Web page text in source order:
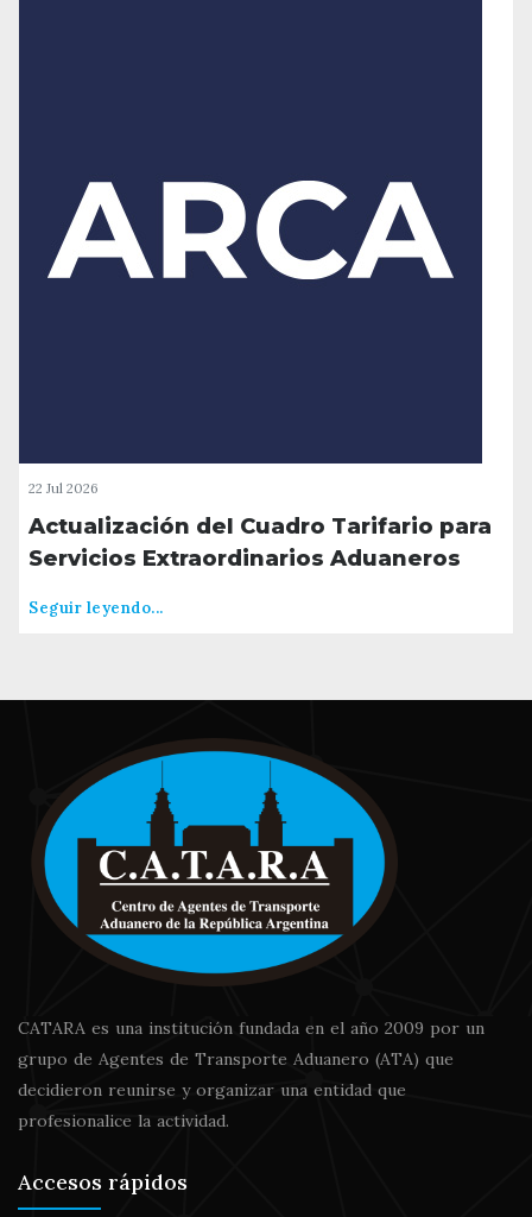
22 Jul 2026
Actualización del Cuadro Tarifario para
Servicios Extraordinarios Aduaneros
Seguir leyendo...
CATARA es una institución fundada en el año 2009 por un
grupo de Agentes de Transporte Aduanero (ATA) que
decidieron reunirse y organizar una entidad que
profesionalice la actividad.
Accesos rápidos